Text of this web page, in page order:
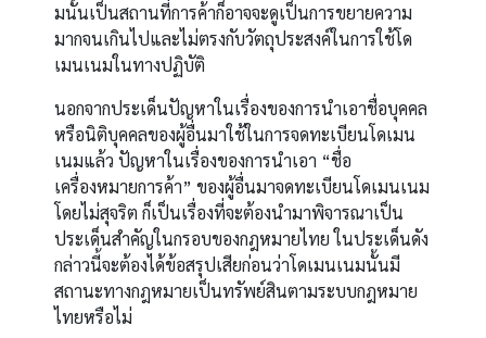
มนั้นเป็นสถานที่การค้าก็อาจจะดูเป็นการขยายความ
มากจนเกินไปและไม่ตรงกับวัตถุประสงค์ในการใช้โด
เมนเนมในทางปฏิบัติ
นอกจากประเด็นปัญหาในเรื่องของการนำเอาชื่อบุคคล
หรือนิติบุคคลของผู้อื่นมาใช้ในการจดทะเบียนโดเมน
เนมแล้ว ปัญหาในเรื่องของการนำเอา “ชื่อ
เครื่องหมายการค้า” ของผู้อื่นมาจดทะเบียนโดเมนเนม
โดยไม่สุจริต ก็เป็นเรื่องที่จะต้องนำมาพิจารณาเป็น
ประเด็นสำคัญในกรอบของกฎหมายไทย ในประเด็นดัง
กล่าวนี้จะต้องได้ข้อสรุปเสียก่อนว่าโดเมนเนมนั้นมี
สถานะทางกฎหมายเป็นทรัพย์สินตามระบบกฎหมาย
ไทยหรือไม่